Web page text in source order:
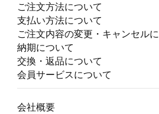
ご注文方法について
支払い方法について
ご注文内容の変更・キャンセル
納期について
交換・返品について
会員サービスについて
会社概要